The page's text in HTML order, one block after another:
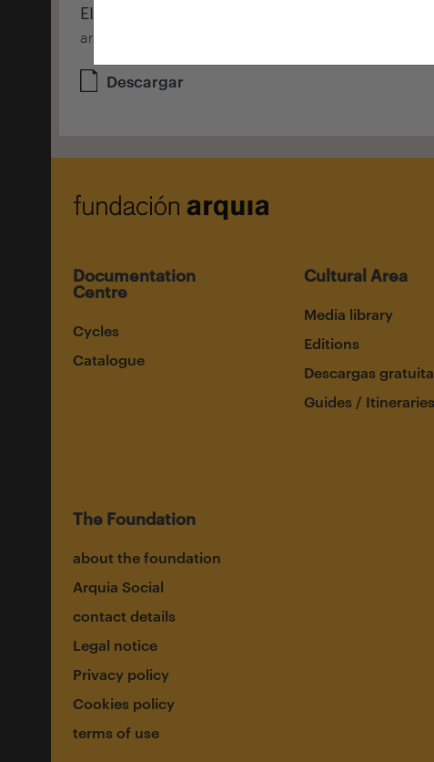
EL CROQUIS 189
arquia/contexts 7
Descargar
Documentation
Centre
Cycles
Catalogue
Cultural Area
Media library
Editions
Descargas
Guides / Itineraries
The Foundation
about the foundation
Arquia Social
contact details
Legal notice
Privacy policy
Cookies policy
terms of use